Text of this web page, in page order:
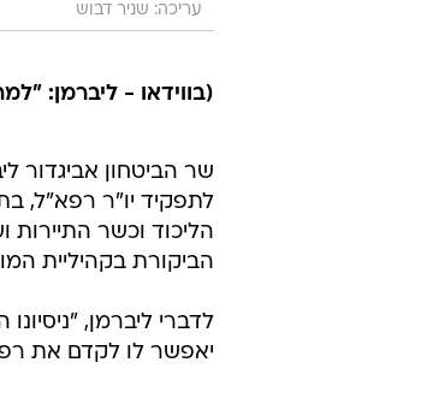
עריכה: שניר דבוש
(בווידאו - ליברמן:
שר הביטחון אביגדור
לתפקיד יו"ר רפא"ל,
הליכוד וכשר
הביקורת בקהיליית
לדברי ליברמן,
יאפשר לו לקדם את